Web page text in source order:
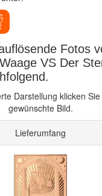
Fotos
VS Der
Darstellung klicken
gewünschte Bild.
Lieferumfang